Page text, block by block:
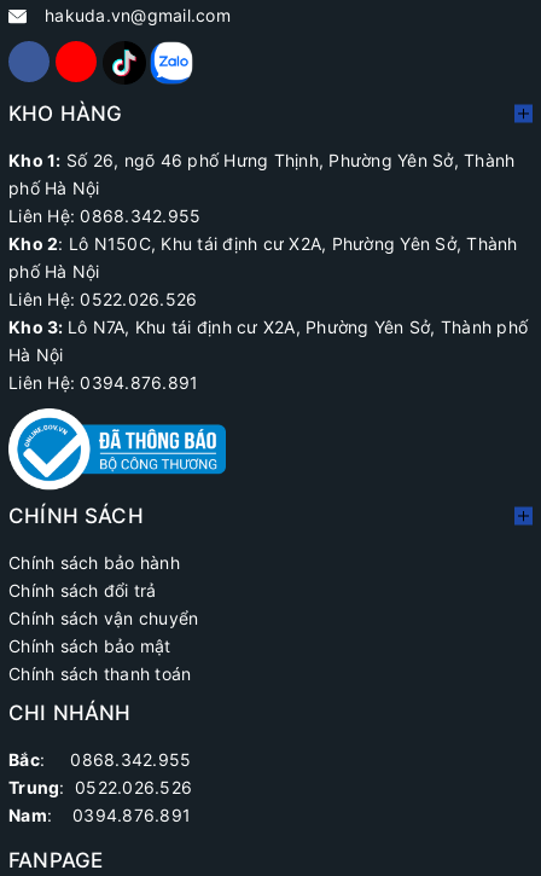
hakuda.vn@gmail.com
KHO HÀNG
Kho 1: Số 26, ngõ 46 phố Hưng Thịnh, Phường Yên Sở, Thành
phố Hà Nội
Liên Hệ: 0868.342.955
Kho 2: Lô N150C, Khu tái định cư X2A, Phường Yên Sở, Thành
phố Hà Nội
Liên Hệ:0522.026.526
Kho 3: Lô N7A, Khu tái định cư X2A, Phường Yên Sở, Thành phố
Hà Nội
Liên Hệ: 0394.876.891
CHÍNH SÁCH
Chính sách bảo hành
Chính sách đổi trả
Chính sách vận chuyển
Chính sách bảo mật
Chính sách thanh toán
CHI NHÁNH
Bắc: 0868.342.955
Trung: 0522.026.526
Nam: 0394.876.891
FANPAGE